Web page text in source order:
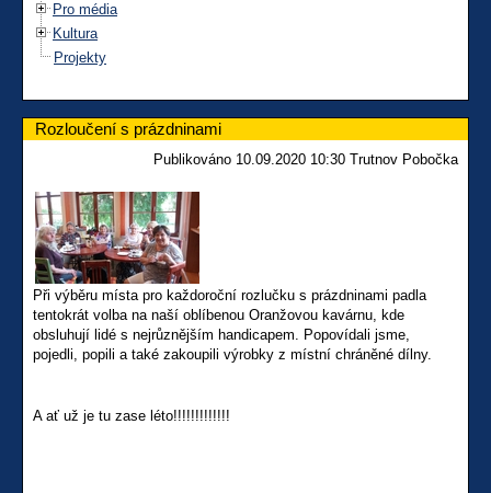
Pro média
Kultura
Projekty
Rozloučení s prázdninami
Publikováno 10.09.2020 10:30 Trutnov Pobočka
Při výběru místa pro každoroční rozlučku s prázdninami padla
tentokrát volba na naší oblíbenou Oranžovou kavárnu, kde
obsluhují lidé s nejrůznějším handicapem. Popovídali jsme,
pojedli, popili a také zakoupili výrobky z místní chráněné dílny.
A ať už je tu zase léto!!!!!!!!!!!!!